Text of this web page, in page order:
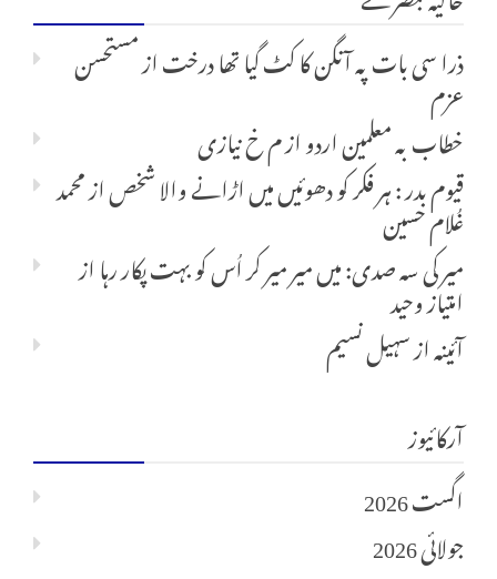
ذرا سی بات پہ آنگن کا کٹ گیا تھا درختازمستحسن
عزم
خطاب بہ معلمین اردوازم خ نیازی
قیوم بدر : ہر فکر کو دھوئیں میں اڑانے والا شخصازمحمد
غُلام حسین
میر کی سہ صدی: میں میر میر کر اُس کو بہت پکار رہااز
امتیاز وحید
آئینہازسہیل نسیم
آرکائیوز
اگست 2026
جولائی 2026